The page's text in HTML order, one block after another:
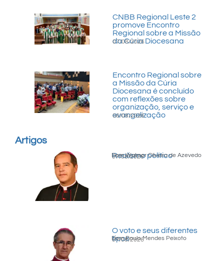
CNBB Regional Leste 2
promove Encontro
Regional sobre a Missão
da Cúria Diocesana
07/08/2026
Encontro Regional sobre
a Missão da Cúria
Diocesana é concluído
com reflexões sobre
organização, serviço e
evangelização
06/08/2026
Artigos
Realismo político
Dom Walmor Oliveira de Azevedo
07/08/2026
O voto e seus diferentes
tipos
Dom Paulo Mendes Peixoto
07/08/2026